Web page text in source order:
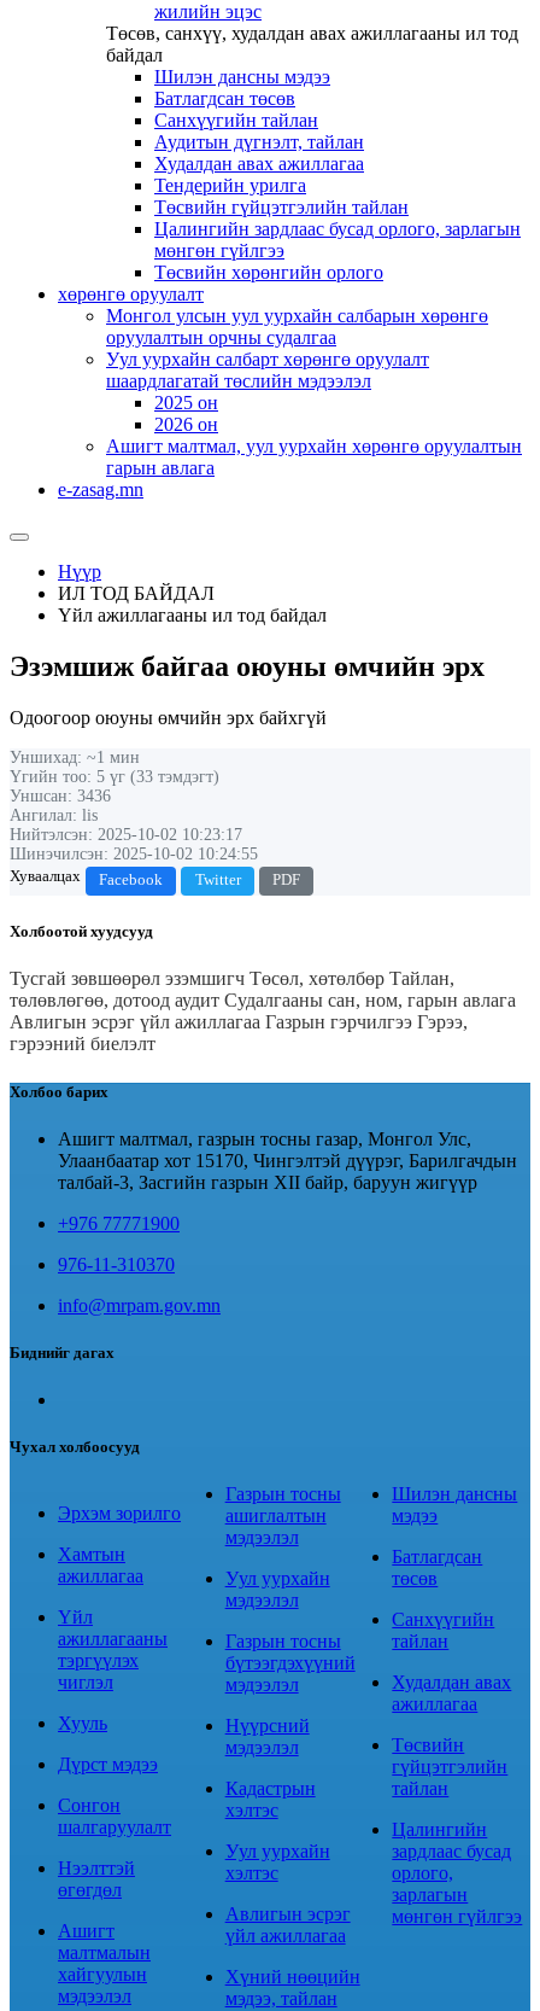
жилийн эцэс
Төсөв, санхүү, худалдан авах ажиллагааны ил тод
байдал
Шилэн дансны мэдээ
Батлагдсан төсөв
Санхүүгийн тайлан
Аудитын дүгнэлт, тайлан
Худалдан авах ажиллагаа
Тендерийн урилга
Төсвийн гүйцэтгэлийн тайлан
Цалингийн зардлаас бусад орлого, зарлагын
мөнгөн гүйлгээ
Төсвийн хөрөнгийн орлого
хөрөнгө оруулалт
Монгол улсын уул уурхайн салбарын хөрөнгө
оруулалтын орчны судалгаа
Уул уурхайн салбарт хөрөнгө оруулалт
шаардлагатай төслийн мэдээлэл
2025 он
2026 он
Ашигт малтмал, уул уурхайн хөрөнгө оруулалтын
гарын авлага
e-zasag.mn
Нүүр
ИЛ ТОД БАЙДАЛ
Үйл ажиллагааны ил тод байдал
Эзэмшиж байгаа оюуны өмчийн эрх
Одоогоор оюуны өмчийн эрх байхгүй
Уншихад: ~1 мин
Үгийн тоо: 5 үг (33 тэмдэгт)
Уншсан: 3436
Ангилал: lis
Нийтэлсэн: 2025-10-02 10:23:17
Шинэчилсэн: 2025-10-02 10:24:55
Хуваалцах
Facebook Twitter PDF
Холбоотой хуудсууд
Тусгай зөвшөөрөл эзэмшигч Төсөл, хөтөлбөр Тайлан,
төлөвлөгөө, дотоод аудит Судалгааны сан, ном, гарын авлага
Авлигын эсрэг үйл ажиллагаа Газрын гэрчилгээ Гэрээ,
гэрээний биелэлт
Холбоо барих
Ашигт малтмал, газрын тосны газар, Монгол Улс,
Улаанбаатар хот 15170, Чингэлтэй дүүрэг, Барилгачдын
талбай-3, Засгийн газрын XII байр, баруун жигүүр
+976 77771900
976-11-310370
info@mrpam.gov.mn
Биднийг дагах
Чухал холбоосууд
Эрхэм зорилго
Хамтын
ажиллагаа
Үйл
ажиллагааны
тэргүүлэх
чиглэл
Хууль
Дүрст мэдээ
Сонгон
шалгаруулалт
Нээлттэй
өгөгдөл
Ашигт
малтмалын
хайгуулын
мэдээлэл
Газрын тосны
ашиглалтын
мэдээлэл
Уул уурхайн
мэдээлэл
Газрын тосны
бүтээгдэхүүний
мэдээлэл
Нүүрсний
мэдээлэл
Кадастрын
хэлтэс
Уул уурхайн
хэлтэс
Авлигын эсрэг
үйл ажиллагаа
Хүний нөөцийн
мэдээ, тайлан
Шилэн дансны
мэдээ
Батлагдсан
төсөв
Санхүүгийн
тайлан
Худалдан авах
ажиллагаа
Төсвийн
гүйцэтгэлийн
тайлан
Цалингийн
зардлаас бусад
орлого,
зарлагын
мөнгөн гүйлгээ